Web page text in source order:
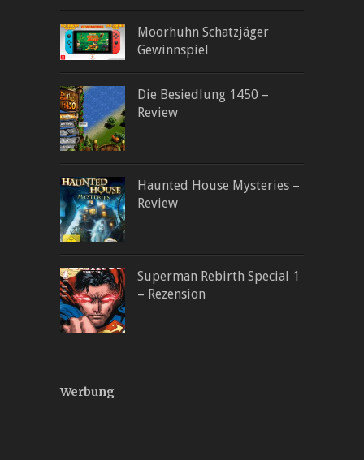
Moorhuhn Schatzjäger
Gewinnspiel
Die Besiedlung 1450 –
Review
Haunted House Mysteries –
Review
Superman Rebirth Special 1
– Rezension
Werbung